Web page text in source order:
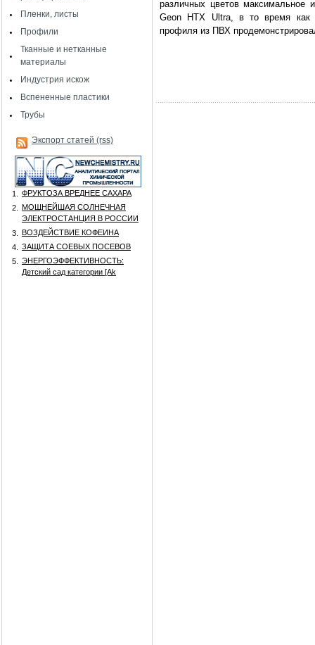
Пленки, листы
Профили
Тканные и нетканные
материалы
Индустрия искож
Вспененные пластики
Трубы
Экспорт статей (rss)
1.
ФРУКТОЗА ВРЕДНЕЕ САХАРА
2.
МОЩНЕЙШАЯ СОЛНЕЧНАЯ
ЭЛЕКТРОСТАНЦИЯ В РОССИИ
3.
ВОЗДЕЙСТВИЕ КОФЕИНА
4.
ЗАЩИТА СОЕВЫХ ПОСЕВОВ
5.
ЭНЕРГОЭФФЕКТИВНОСТЬ:
Детский сад категории [Аk
различных цветов
Geon HTX Ultra, в то время как
профиля из ПВХ